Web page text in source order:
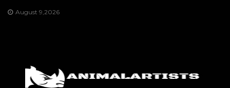
August 9,2026